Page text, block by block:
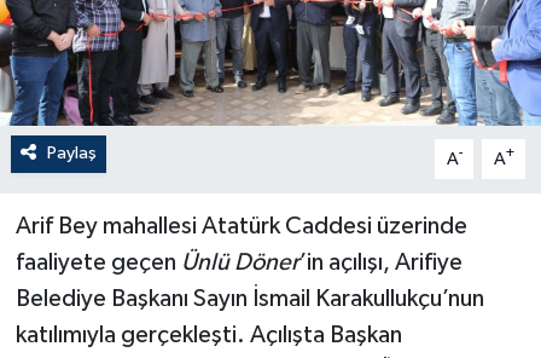
Paylaş A- A+
Arif Bey mahallesi Atatürk Caddesi üzerinde
faaliyete geçen Ünlü Döner’in açılışı, Arifiye
Belediye Başkanı Sayın İsmail Karakullukçu’nun
katılımıyla gerçekleşti. Açılışta Başkan